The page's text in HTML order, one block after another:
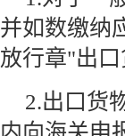
并如数缴纳
放行章"出
2.出口货